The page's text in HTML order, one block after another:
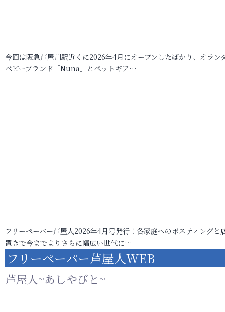
今回は阪急芦屋川駅近くに2026年4月にオープンしたばかり、オラン
ベビーブランド「Nuna」とペットギア…
フリーペーパー芦屋人2026年4月号発行！各家庭へのポスティングと
置きで今までよりさらに幅広い世代に…
フリーペーパー芦屋人WEB
芦屋人~あしやびと~